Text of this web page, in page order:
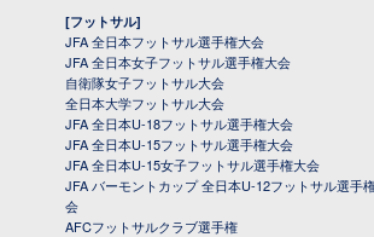
[フットサル]
JFA 全日本フットサル選手権大会
JFA 全日本女子フットサル選手権大会
自衛隊女子フットサル大会
全日本大学フットサル大会
JFA 全日本U-18フットサル選手権大会
JFA 全日本U-15フットサル選手権大会
JFA 全日本U-15女子フットサル選手権大会
JFA バーモントカップ 全日本U-12フットサル選手
会
AFCフットサルクラブ選手権